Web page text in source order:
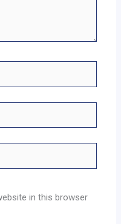
in this browser